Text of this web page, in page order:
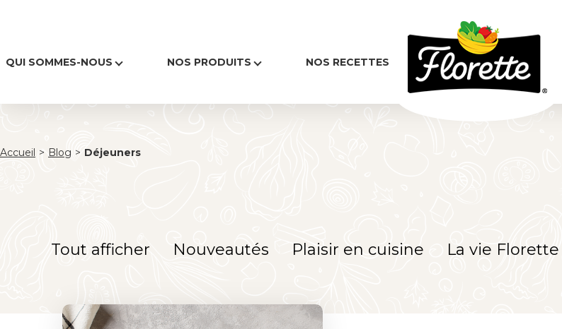
QUI SOMMES-NOUS NOS PRODUITS NOS RECETTES
Accueil > Blog > Déjeuners
Tout afficher Nouveautés Plaisir en cuisine La vie Florette